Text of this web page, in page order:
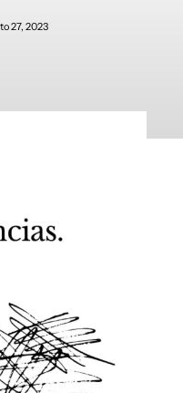
27, 2023